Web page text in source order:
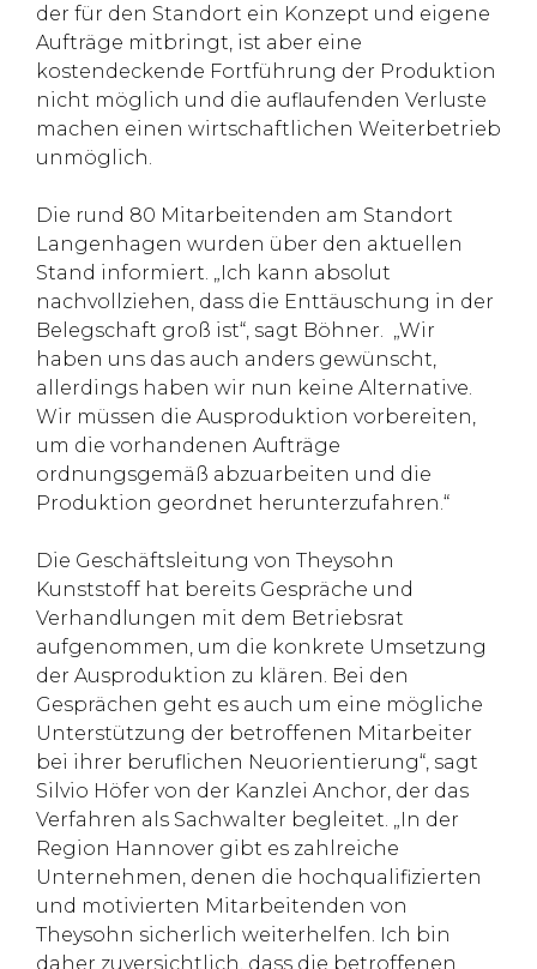
der für den Standort ein Konzept und eigene
Aufträge mitbringt, ist aber eine
kostendeckende Fortführung der Produktion
nicht möglich und die auflaufenden Verluste
machen einen wirtschaftlichen Weiterbetrieb
unmöglich.
Die rund 80 Mitarbeitenden am Standort
Langenhagen wurden über den aktuellen
Stand informiert. „Ich kann absolut
nachvollziehen, dass die Enttäuschung in der
Belegschaft groß ist“, sagt Böhner. „Wir
haben uns das auch anders gewünscht,
allerdings haben wir nun keine Alternative.
Wir müssen die Ausproduktion vorbereiten,
um die vorhandenen Aufträge
ordnungsgemäß abzuarbeiten und die
Produktion geordnet herunterzufahren.“
Die Geschäftsleitung von Theysohn
Kunststoff hat bereits Gespräche und
Verhandlungen mit dem Betriebsrat
aufgenommen, um die konkrete Umsetzung
der Ausproduktion zu klären. Bei den
Gesprächen geht es auch um eine mögliche
Unterstützung der betroffenen Mitarbeiter
bei ihrer beruflichen Neuorientierung“, sagt
Silvio Höfer von der Kanzlei Anchor, der das
Verfahren als Sachwalter begleitet. „In der
Region Hannover gibt es zahlreiche
Unternehmen, denen die hochqualifizierten
und motivierten Mitarbeitenden von
Theysohn sicherlich weiterhelfen. Ich bin
daher zuversichtlich, dass die betroffenen